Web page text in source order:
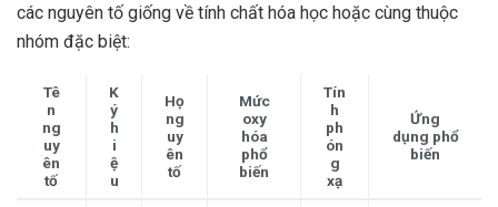
các nguyên tố giống về tính chất hóa học hoặc cùng thuộc
nhóm đặc biệt:
Tê
n
ng
uy
ên
tố
K
ý
h
i
ệ
u
Họ
ng
uy
ên
tố
Mức
oxy
hóa
phổ
biến
Tín
h
ph
ón
g
xạ
Ứng
dụng phổ
biến